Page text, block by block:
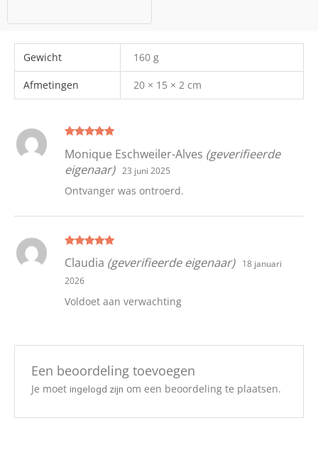
Gewicht 160 g
Afmetingen 20 × 15 × 2 cm
d5uit 5
Monique Eschweiler-Alves (geverifieerde
eigenaar)
23 juni 2025
Ontvanger was ontroerd.
d 5uit 5
Claudia (geverifieerde eigenaar)
18 januari
2026
Voldoet aan verwachting
Een beoordeling toevoegen
Je moet ingelogd zijn om een beoordeling te plaatsen.